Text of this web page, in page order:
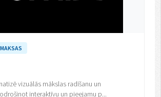
vizuālās mākslas radīšanu un
interaktīvu un pieejamu p...